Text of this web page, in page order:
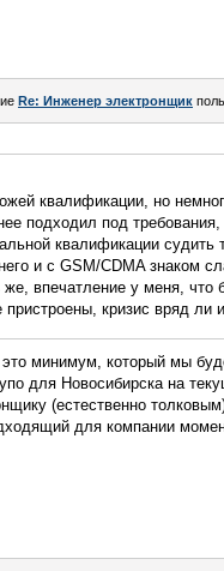
Re: Инженер электронщик
квалификации, но
подходил под
квалификации
и с GSM/CDMA знаком
впечатление у меня,
кризис вряд ли
минимум, который мы
для Новосибирска на
(естественно
для компании